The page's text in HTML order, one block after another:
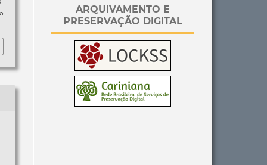
ARQUIVAMENTO E
PRESERVAÇÃO DIGITAL